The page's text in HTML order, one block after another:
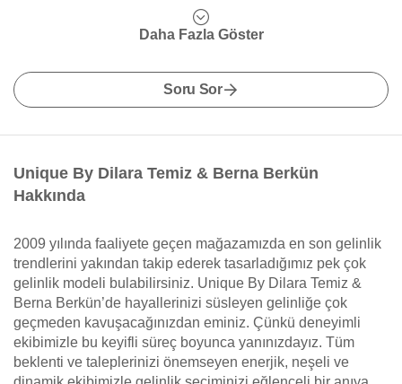
Daha Fazla Göster
Soru Sor
Unique By Dilara Temiz & Berna Berkün
Hakkında
2009 yılında faaliyete geçen mağazamızda en son gelinlik
trendlerini yakından takip ederek tasarladığımız pek çok
gelinlik modeli bulabilirsiniz. Unique By Dilara Temiz &
Berna Berkün’de hayallerinizi süsleyen gelinliğe çok
geçmeden kavuşacağınızdan eminiz. Çünkü deneyimli
ekibimizle bu keyifli süreç boyunca yanınızdayız. Tüm
beklenti ve taleplerinizi önemseyen enerjik, neşeli ve